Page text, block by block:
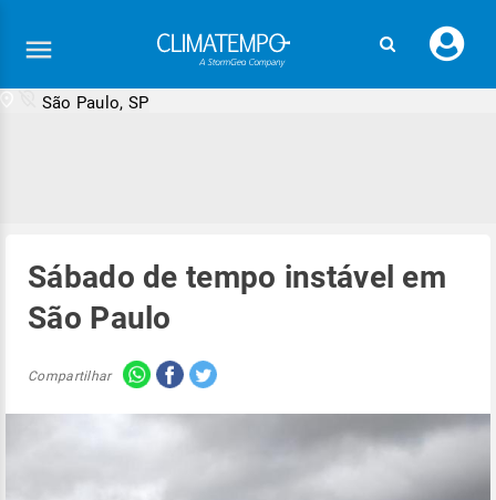
seu
São Paulo, SP
Sábado de tempo instável em
São Paulo
Compartilhar